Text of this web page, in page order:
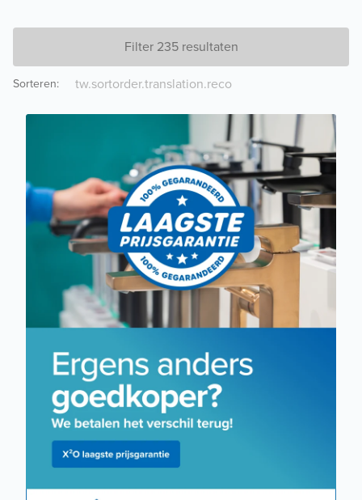
Filter 235 resultaten
Sorteren: